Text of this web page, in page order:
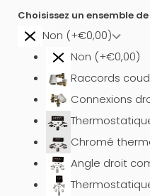
Choisissez un ensemble
Non (+€0,00)
Non (+€0,00)
Raccords
Connexions
Chromé
Angle droit